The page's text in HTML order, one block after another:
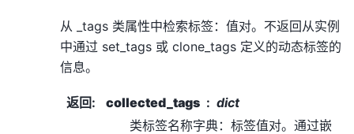
从 _tags 类属性中检索标签：值对。不返回从实例
中通过 set_tags 或 clone_tags 定义的动态标签的
信息。
返回: collected_tags
dict
类标签名称字典：标签值对。通过嵌